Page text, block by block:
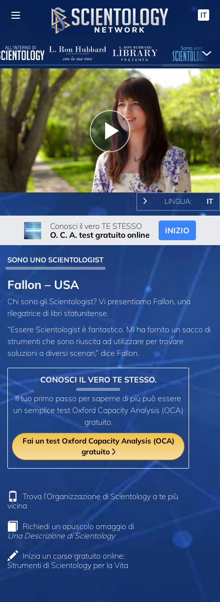
IT
Play
Video
LINGUA: IT
Conosci il vero TE STESSO
O. C. A. test gratuito online
INIZIO
SONO UNO SCIENTOLOGIST
Fallon – USA
Chi sono gli Scientologist? Vi presentiamo Fallon, una
rilegatrice di libri statunitense.
“Essere Scientologist è fantastico. Mi ha fornito un sacco di
strumenti che sono riuscita ad utilizzare per trovare
soluzioni a diversi scenari,” dice Fallon.
CONOSCI IL VERO TE STESSO.
Il tuo primo passo per saperne di più può essere
un semplice test Oxford Capacity Analysis (OCA)
gratuito.
Fai un test Oxford Capacity Analysis (OCA)
gratuito
Trova l’Organizzazione di Scientology a te più
vicina
Richiedi un opuscolo omaggio di
Una Descrizione di Scientology
Inizia un corso gratuito online:
Strumenti di Scientology per la Vita